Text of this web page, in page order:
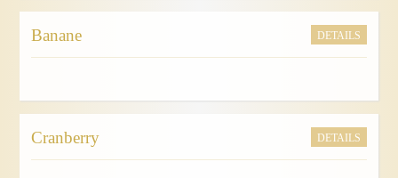
Banane DETAILS
Cranberry DETAILS